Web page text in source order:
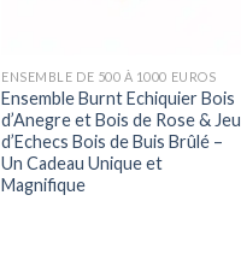
ENSEMBLE DE 500 À 1000 EUROS
Ensemble Burnt Echiquier Bois
d’Anegre et Bois de Rose & Jeu
d’Echecs Bois de Buis Brûlé –
Un Cadeau Unique et
Magnifique